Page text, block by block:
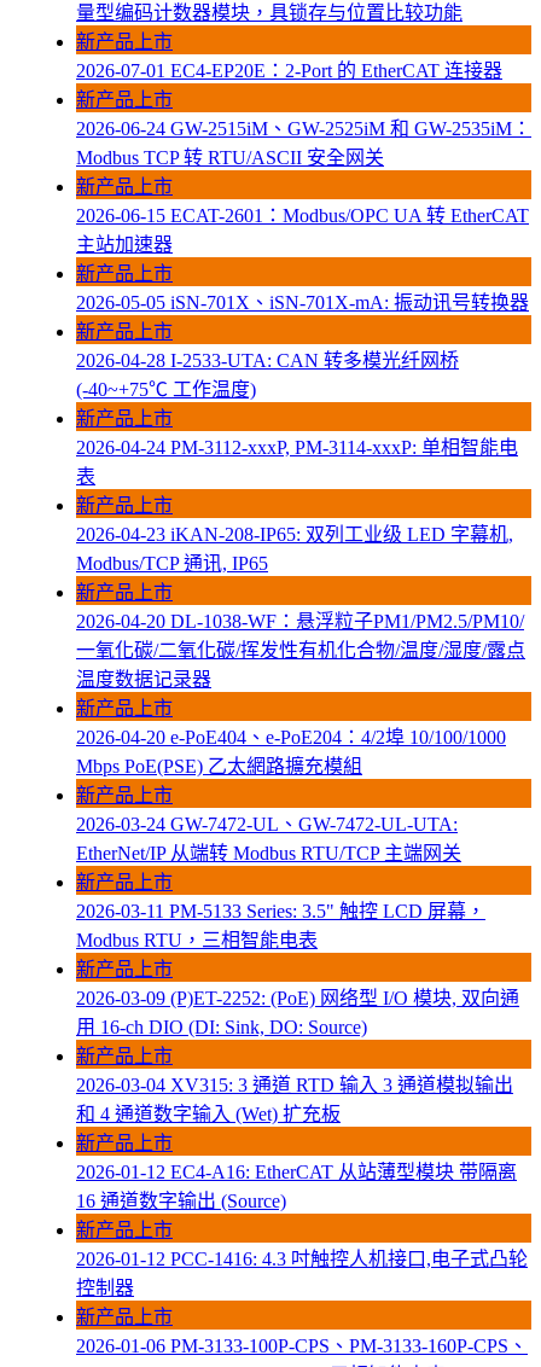
量型编码计数器模块，具锁存与位置比较功能
新产品上市
2026-07-01 EC4-EP20E：2-Port 的 EtherCAT 连接器
新产品上市
2026-06-24 GW-2515iM、GW-2525iM 和 GW-2535iM：
Modbus TCP 转 RTU/ASCII 安全网关
新产品上市
2026-06-15 ECAT-2601：Modbus/OPC UA 转 EtherCAT
主站加速器
新产品上市
2026-05-05 iSN-701X、iSN-701X-mA: 振动讯号转换器
新产品上市
2026-04-28 I-2533-UTA: CAN 转多模光纤网桥
(-40~+75℃ 工作温度)
新产品上市
2026-04-24 PM-3112-xxxP, PM-3114-xxxP: 单相智能电
表
新产品上市
2026-04-23 iKAN-208-IP65: 双列工业级 LED 字幕机,
Modbus/TCP 通讯, IP65
新产品上市
2026-04-20 DL-1038-WF：悬浮粒子PM1/PM2.5/PM10/
一氧化碳/二氧化碳/挥发性有机化合物/温度/湿度/露点
温度数据记录器
新产品上市
2026-04-20 e-PoE404、e-PoE204：4/2埠 10/100/1000
Mbps PoE(PSE) 乙太網路擴充模組
新产品上市
2026-03-24 GW-7472-UL、GW-7472-UL-UTA:
EtherNet/IP 从端转 Modbus RTU/TCP 主端网关
新产品上市
2026-03-11 PM-5133 Series: 3.5" 触控 LCD 屏幕，
Modbus RTU，三相智能电表
新产品上市
2026-03-09 (P)ET-2252: (PoE) 网络型 I/O 模块, 双向通
用 16-ch DIO (DI: Sink, DO: Source)
新产品上市
2026-03-04 XV315: 3 通道 RTD 输入 3 通道模拟输出
和 4 通道数字输入 (Wet) 扩充板
新产品上市
2026-01-12 EC4-A16: EtherCAT 从站薄型模块 带隔离
16 通道数字输出 (Source)
新产品上市
2026-01-12 PCC-1416: 4.3 吋触控人机接口,电子式凸轮
控制器
新产品上市
2026-01-06 PM-3133-100P-CPS、PM-3133-160P-CPS、